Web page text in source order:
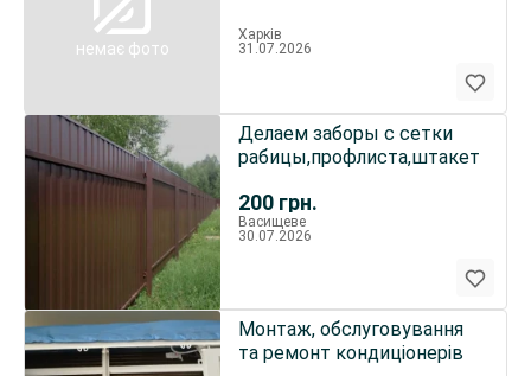
немає фото
цент.ринку
Харків
31.07.2026
200 грн.
Делаем заборы с сетки
рабицы,профлиста,штакет
Васищеве
30.07.2026
Монтаж, обслуговування
та ремонт кондиціонерів